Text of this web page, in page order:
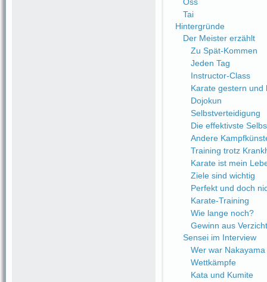
Tai
Hintergründe
Der Meister erzählt
Zu Spät-Kommen
Jeden Tag
Instructor-Class
Karate gestern und
Dojokun
Selbstverteidigung
Die effektivste
Andere
Training trotz
Karate ist mein
Ziele sind wichtig
Perfekt und doch
Karate-Training
Wie lange noch?
Gewinn aus Verzicht
Sensei im Interview
Wer war
Wettkämpfe
Kata und Kumite